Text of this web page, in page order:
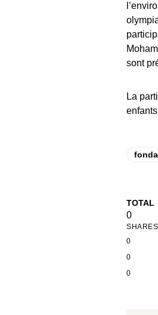
sont
La
TOTAL
0
SHARES
0
0
0